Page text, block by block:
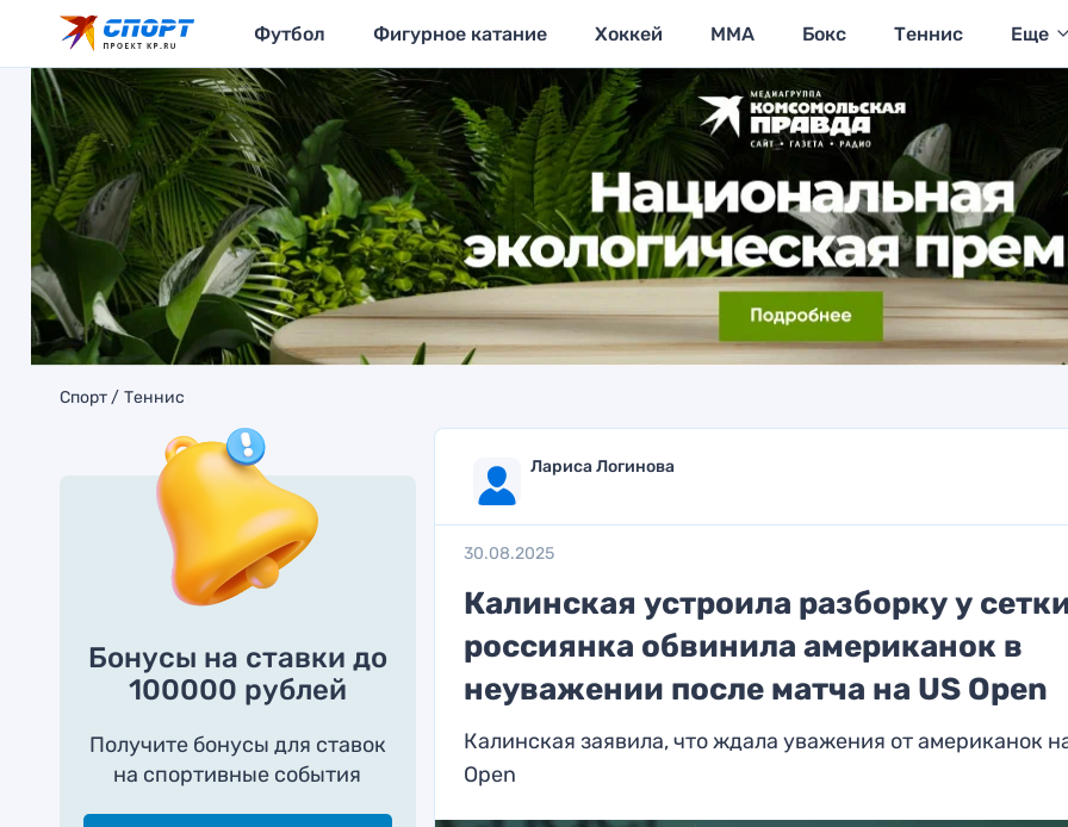
Футбол Фигурное катание Хоккей MMA Бокс Теннис Еще
Спорт Теннис
Бонусы на ставки до
100000 рублей
Получите бонусы для ставок
на спортивные события
Лариса Логинова
30.08.2025
Калинская устроила разборку у
россиянка обвинила американок в
неуважении после матча на US Open
Калинская заявила, что ждала уважения от американок
Open